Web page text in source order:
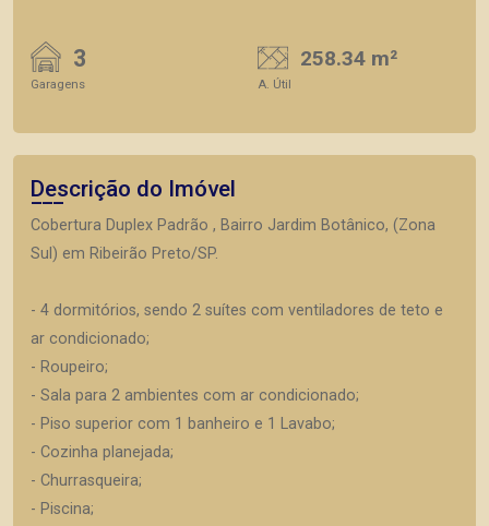
3
Garagens
258.34 m²
A. Útil
Descrição do Imóvel
Cobertura Duplex Padrão , Bairro Jardim Botânico, (Zona
Sul) em Ribeirão Preto/SP.
- 4 dormitórios, sendo 2 suítes com ventiladores de teto e
ar condicionado;
- Roupeiro;
- Sala para 2 ambientes com ar condicionado;
- Piso superior com 1 banheiro e 1 Lavabo;
- Cozinha planejada;
- Churrasqueira;
- Piscina;